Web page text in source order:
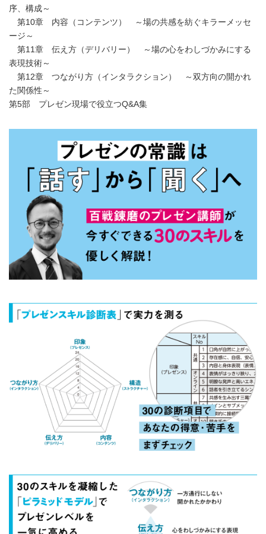
序、構成～
第10章 内容（コンテンツ） ～場の共感を紡ぐキラーメッセ
ージ～
第11章 伝え方（デリバリー） ～場の心をわしづかみにする
表現技術～
第12章 つながり方（インタラクション） ～双方向の開かれ
た関係性～
第5部 プレゼン現場で役立つQ&A集